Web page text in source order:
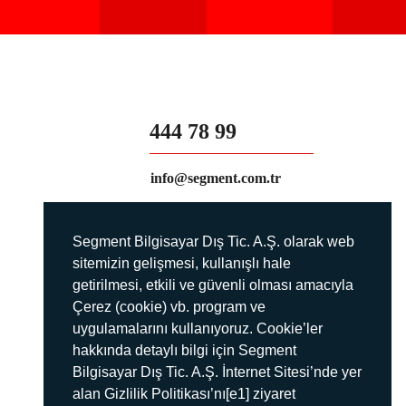
Segment Bilgisayar Dış Tic. A.Ş. olarak web
sitemizin gelişmesi, kullanışlı hale
getirilmesi, etkili ve güvenli olması amacıyla
Çerez (cookie) vb. program ve
uygulamalarını kullanıyoruz. Cookie’ler
hakkında detaylı bilgi için Segment
Bilgisayar Dış Tic. A.Ş. İnternet Sitesi’nde yer
alan Gizlilik Politikası’nı[e1] ziyaret
444 78 99
info@segment.com.tr